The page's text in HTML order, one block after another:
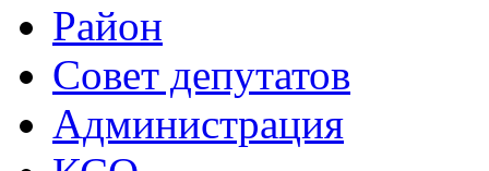
Район
Совет депутатов
Администрация